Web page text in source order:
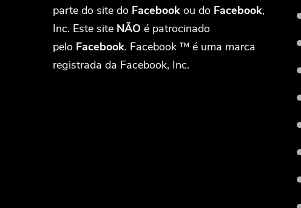
parte do site do Facebook ou do Facebook,
Inc. Este site NÃO é patrocinado
pelo Facebook. Facebook ™ é uma marca
registrada da Facebook, Inc.